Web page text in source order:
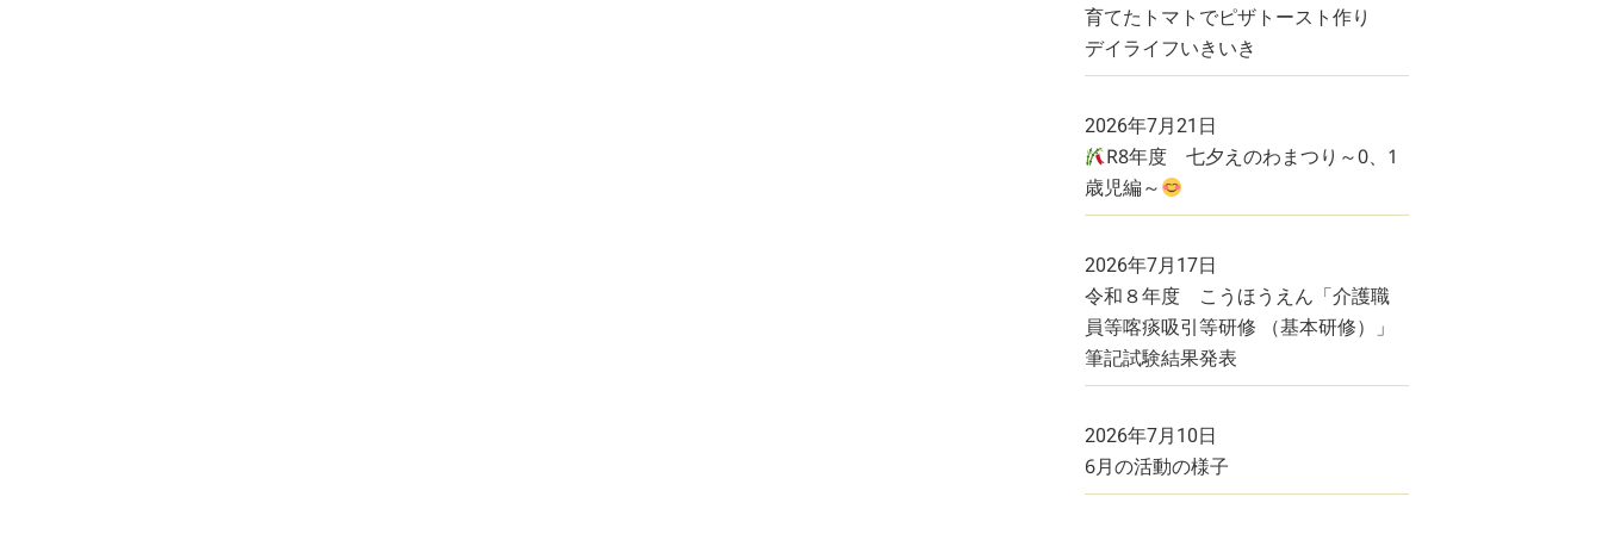
育てたトマトでピザトースト作り
デイライフいきいき
2026年7月21日
R8年度 七夕えのわまつり～0、1
歳児編～
2026年7月17日
令和８年度 こうほうえん「介護職
員等喀痰吸引等研修 （基本研修）」
筆記試験結果発表
2026年7月10日
6月の活動の様子